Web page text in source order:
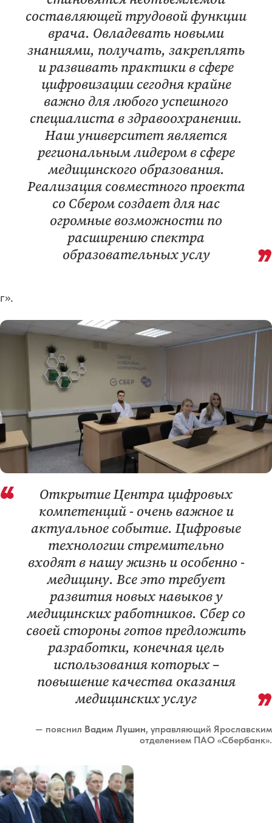
составляющей трудовой функции
врача. Овладевать новыми
знаниями, получать, закреплять
и развивать практики в сфере
цифровизации сегодня крайне
важно для любого успешного
специалиста в здравоохранении.
Наш университет является
региональным лидером в сфере
медицинского образования.
Реализация совместного проекта
со Сбером создает для нас
огромные возможности по
расширению спектра
образовательных услу
г».
Открытие Центра цифровых
компетенций - очень важное и
актуальное событие. Цифровые
технологии стремительно
входят в нашу жизнь и особенно -
медицину. Все это требует
развития новых навыков у
медицинских работников. Сбер со
своей стороны готов предложить
разработки, конечная цель
использования которых –
повышение качества оказания
медицинских услуг
— пояснил Вадим Лушин, управляющий Ярославским
отделением ПАО «Сбербанк».